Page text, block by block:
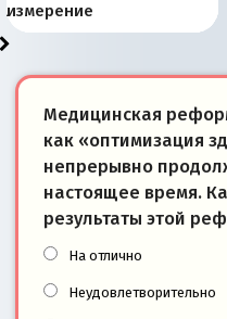
«переобувании» хозяев
суверенной экономике
Анкориджа
внутренней политике
отношениям с Россией?
Южной Осетии
измерение
Медицинская
как «оптимизация
непрерывно
настоящее время.
результаты этой
На отлично
Неудовлетворительно